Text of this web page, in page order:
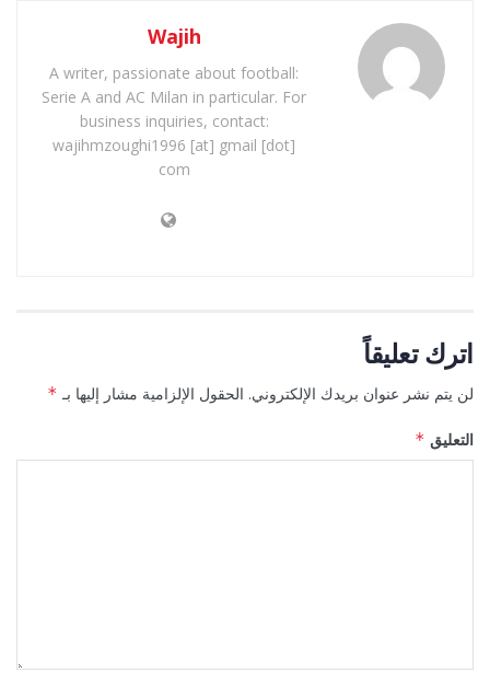
Wajih
A writer, passionate about football:
Serie A and AC Milan in particular. For
business inquiries, contact:
wajihmzoughi1996 [at] gmail [dot]
com
اترك تعليقاً
لن يتم نشر عنوان بريدك الإلكتروني. الحقول الإلزامية مشار إليها بـ *
التعليق *